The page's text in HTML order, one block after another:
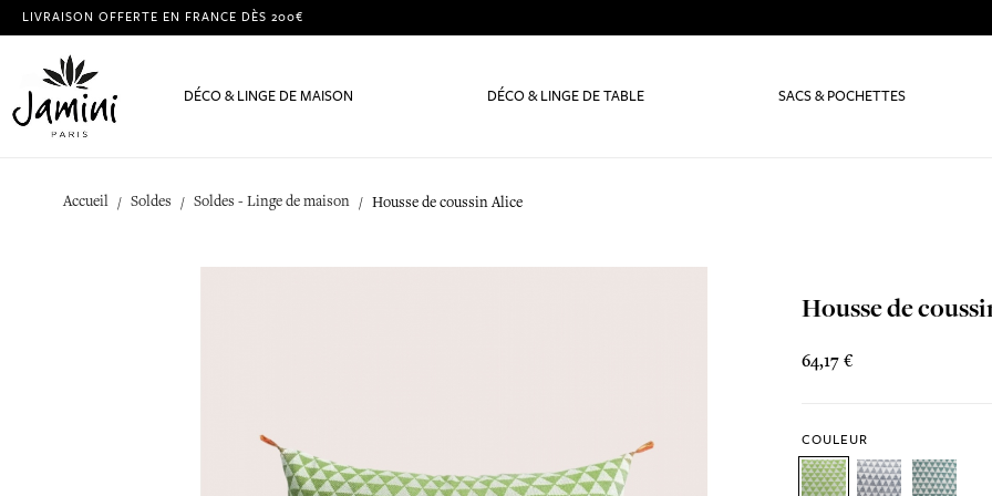
LIVRAISON OFFERTE EN FRANCE DÈS 200€
DÉCO & LINGE DE MAISON DÉCO & LINGE DE TABLE SACS & POCHETTES
Accueil Soldes Soldes - Linge de maison Housse de coussin Alice
Housse de
64,17 €
COULEUR